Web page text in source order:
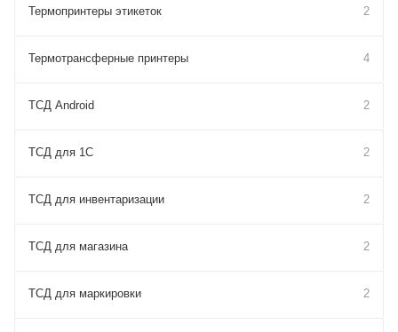
Термопринтеры этикеток 2
Термотрансферные принтеры 4
ТСД Android 2
ТСД для 1С 2
ТСД для инвентаризации 2
ТСД для магазина 2
ТСД для маркировки 2